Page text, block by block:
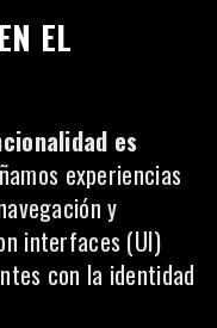
EL
es
experiencias
y
interfaces (UI)
con la identidad